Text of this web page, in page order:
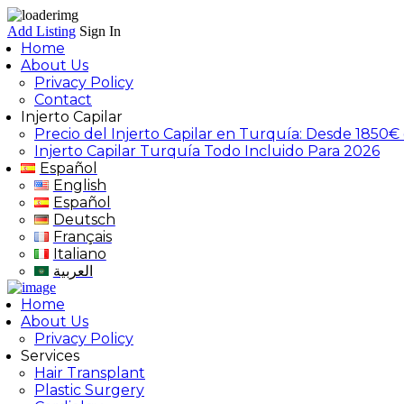
Add Listing Sign In
Home
About Us
Privacy Policy
Contact
Injerto Capilar
Precio del Injerto Capilar en Turquía: Desde 1850€
Injerto Capilar Turquía Todo Incluido Para 2026
Español
English
Español
Deutsch
Français
Italiano
العربية
Home
About Us
Privacy Policy
Services
Hair Transplant
Plastic Surgery